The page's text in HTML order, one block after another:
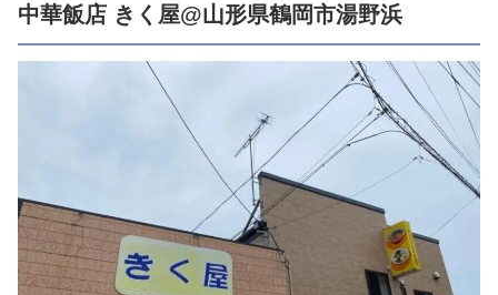
中華飯店 きく屋@山形県鶴岡市湯野浜